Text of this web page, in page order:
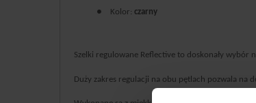
● Kolor: czarny
Szelki regulowane Reflective to doskonały wybór
Duży zakres regulacji na obu pętlach pozwala na